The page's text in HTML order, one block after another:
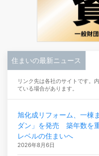
住まいの最新ニュース
リンク先は各社のサイトです。
ている場合があります。
旭化成リフォーム、一棟
ダン」を発売 築年数を
レベルの住まいへ
2026年8月6日